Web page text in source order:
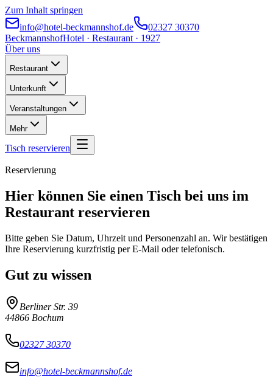
Zum Inhalt springen
info@hotel-beckmannshof.de
02327 30370
BeckmannshofHotel · Restaurant · 1927
Über uns
Restaurant
Unterkunft
Veranstaltungen
Mehr
Tisch reservieren
Reservierung
Hier können Sie einen Tisch bei uns im
Restaurant reservieren
Bitte geben Sie Datum, Uhrzeit und Personenzahl an. Wir bestätigen
Ihre Reservierung kurzfristig per E-Mail oder telefonisch.
Gut zu wissen
Berliner Str. 39
44866 Bochum
02327 30370
info@hotel-beckmannshof.de